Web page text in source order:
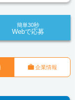
簡単30秒
Webで応募
企業情報